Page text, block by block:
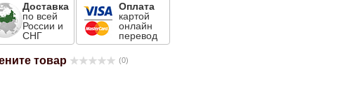
Доставка
по всей
России и
СНГ
Оплата
картой
онлайн
перевод
товар (0)